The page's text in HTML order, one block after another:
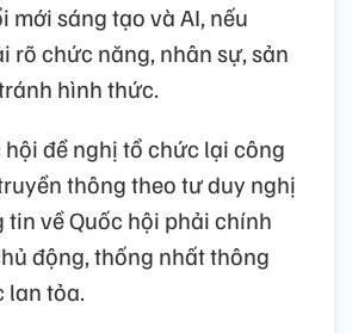
mới sáng tạo và AI, nếu
rõ chức năng, nhân sự, sản
hình thức.
hội đề nghị tổ chức lại công
thông theo tư duy nghị
về Quốc hội phải chính
động, thống nhất thông
lan tỏa.